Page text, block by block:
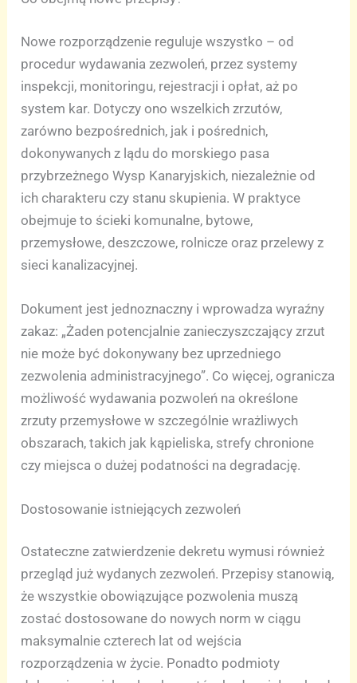
Nowe rozporządzenie reguluje wszystko – od
procedur wydawania zezwoleń, przez systemy
inspekcji, monitoringu, rejestracji i opłat, aż po
system kar. Dotyczy ono wszelkich zrzutów,
zarówno bezpośrednich, jak i pośrednich,
dokonywanych z lądu do morskiego pasa
przybrzeżnego Wysp Kanaryjskich, niezależnie od
ich charakteru czy stanu skupienia. W praktyce
obejmuje to ścieki komunalne, bytowe,
przemysłowe, deszczowe, rolnicze oraz przelewy z
sieci kanalizacyjnej.
Dokument jest jednoznaczny i wprowadza wyraźny
zakaz: „Żaden potencjalnie zanieczyszczający zrzut
nie może być dokonywany bez uprzedniego
zezwolenia administracyjnego”. Co więcej, ogranicza
możliwość wydawania pozwoleń na określone
zrzuty przemysłowe w szczególnie wrażliwych
obszarach, takich jak kąpieliska, strefy chronione
czy miejsca o dużej podatności na degradację.
Dostosowanie istniejących zezwoleń
Ostateczne zatwierdzenie dekretu wymusi również
przegląd już wydanych zezwoleń. Przepisy stanowią,
że wszystkie obowiązujące pozwolenia muszą
zostać dostosowane do nowych norm w ciągu
maksymalnie czterech lat od wejścia
rozporządzenia w życie. Ponadto podmioty